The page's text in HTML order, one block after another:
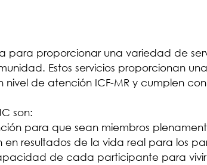
para proporcionar una variedad de
Estos servicios proporcionan
nivel de atención ICF-MR y cumplen
son:
para que sean miembros
resultados de la vida real para los
de cada participante para